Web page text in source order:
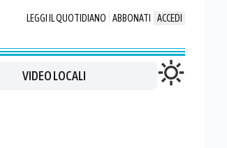
LEGGI IL QUOTIDIANO ABBONATI ACCEDI
VIDEO LOCALI